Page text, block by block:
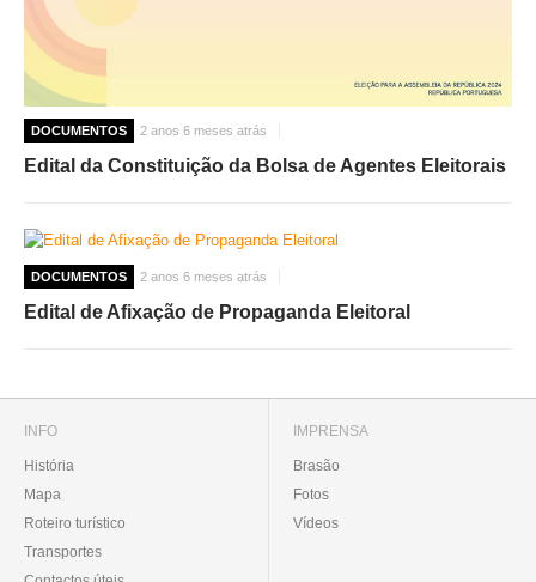
DOCUMENTOS 2 anos 6 meses atrás
Edital da Constituição da Bolsa de Agentes Eleitorais
DOCUMENTOS 2 anos 6 meses atrás
Edital de Afixação de Propaganda Eleitoral
INFO
História
Mapa
Roteiro turístico
Transportes
IMPRENSA
Brasão
Fotos
Vídeos